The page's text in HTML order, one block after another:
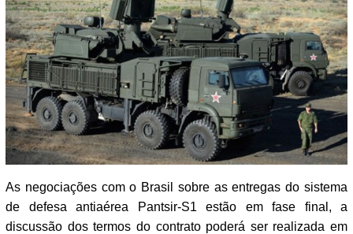
As negociações com o Brasil sobre as entregas do sistema
de defesa antiaérea Pantsir-S1 estão em fase final, a
discussão dos termos do contrato poderá ser realizada em